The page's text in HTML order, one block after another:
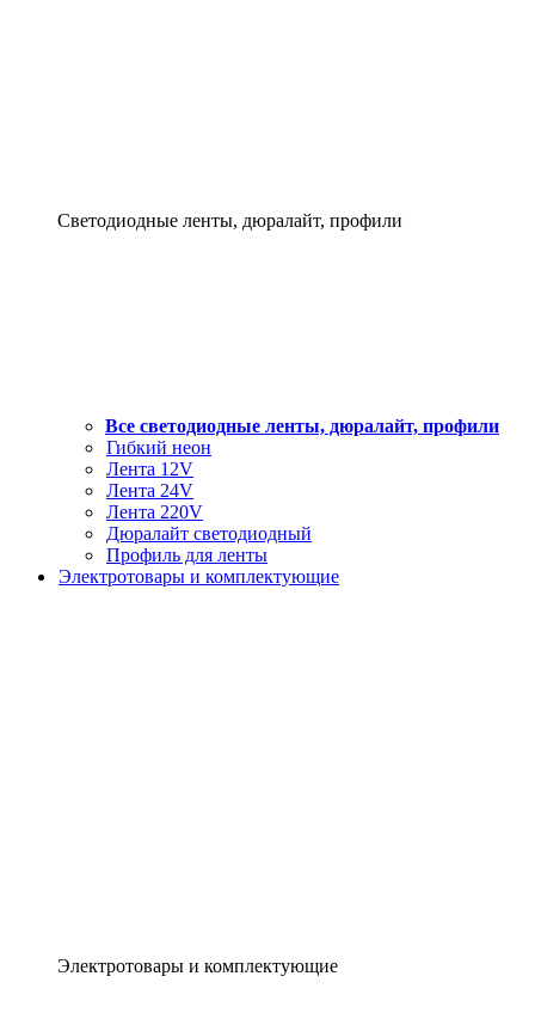
Светодиодные ленты, дюралайт, профили
Все светодиодные ленты, дюралайт, профили
Гибкий неон
Лента 12V
Лента 24V
Лента 220V
Дюралайт светодиодный
Профиль для ленты
Электротовары и комплектующие
Электротовары и комплектующие